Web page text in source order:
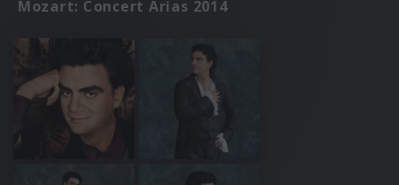
Mozart: Concert Arias 2014